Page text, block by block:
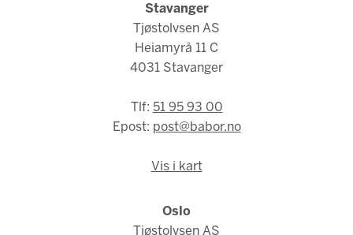
Stavanger
Tjøstolvsen AS
Heiamyrå 11 C
4031 Stavanger
Tlf: 51 95 93 00
Epost: post@babor.no
Vis i kart
Oslo
Tjøstolvsen AS